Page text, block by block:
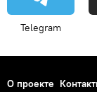
Telegram
О проекте